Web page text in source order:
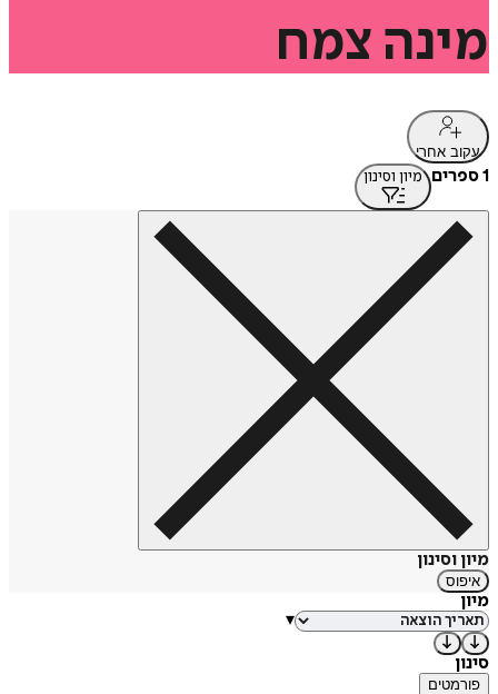
מינה צמח
עקוב אחרי
1 ספרים מיון וסינון
מיון וסינון
איפוס
מיון
▾
סינון
פורמטים